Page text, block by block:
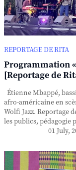
REPORTAGE DE RITA
Programmation
[Reportage de
Étienne Mbappé,
afro-américaine en
Wolfi Jazz. Reportage
les publics, pédagogie
01 July,